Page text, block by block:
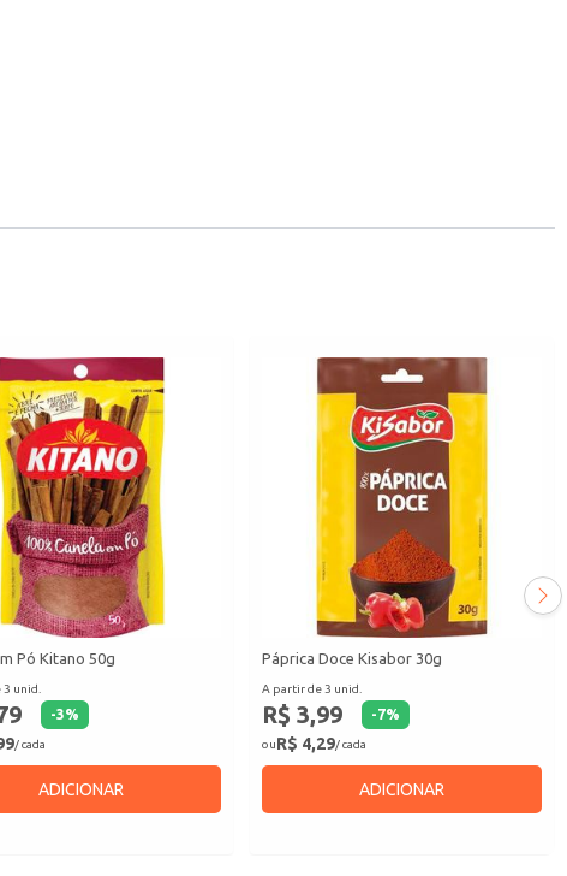
Pó Kitano 50g
unid.
-3%
/ cada
ADICIONAR
Páprica Doce Kisabor 30g
A partir de 3 unid.
R$ 3,99 -7%
ouR$ 4,29/ cada
ADICIONAR